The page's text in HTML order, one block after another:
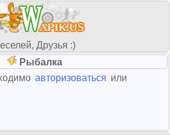
Друзья :)
Рыбалка
авторизоваться или